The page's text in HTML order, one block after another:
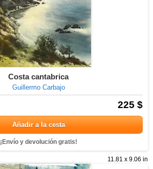
Costa cantabrica
Guillermo Carbajo
225 $
Añadir a la cesta
¡Envío y devolución gratis!
11.81 x 9.06 in